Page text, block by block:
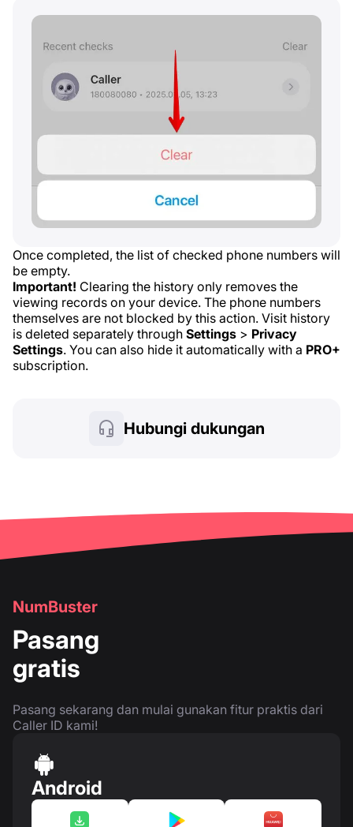
Once completed, the list of checked phone numbers will
be empty.
Important! Clearing the history only removes the
viewing records on your device. The phone numbers
themselves are not blocked by this action. Visit history
is deleted separately through Settings > Privacy
Settings. You can also hide it automatically with a PRO+
subscription.
Hubungi dukungan
NumBuster
Pasang
gratis
Pasang sekarang dan mulai gunakan fitur praktis dari
Caller ID kami!
Android